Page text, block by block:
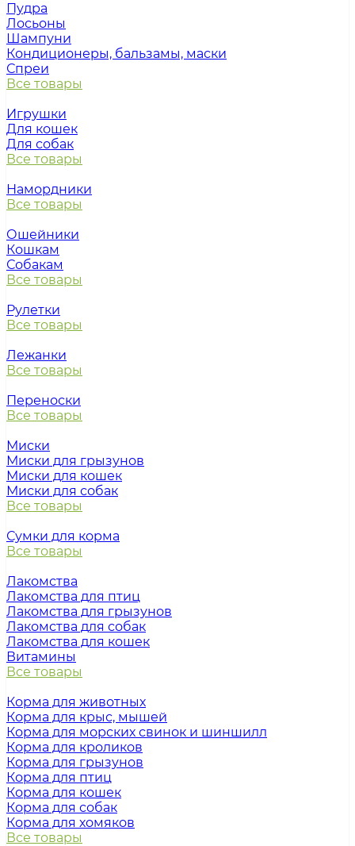
Пудра
Лосьоны
Шампуни
Кондиционеры, бальзамы, маски
Спреи
Все товары
Игрушки
Для кошек
Для собак
Все товары
Намордники
Все товары
Ошейники
Кошкам
Собакам
Все товары
Рулетки
Все товары
Лежанки
Все товары
Переноски
Все товары
Миски
Миски для грызунов
Миски для кошек
Миски для собак
Все товары
Сумки для корма
Все товары
Лакомства
Лакомства для птиц
Лакомства для грызунов
Лакомства для собак
Лакомства для кошек
Витамины
Все товары
Корма для животных
Корма для крыс, мышей
Корма для морских свинок и шиншилл
Корма для кроликов
Корма для грызунов
Корма для птиц
Корма для кошек
Корма для собак
Корма для хомяков
Все товары